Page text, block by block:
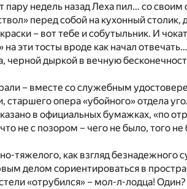
пару недель назад Леха пил… со
перед собой на кухонный
– вот тебе и собутыльник. И
на эти тосты вроде как начал
черной дыркой в вечную
– вместе со служебным
старшего опера «убойного» отдела
в официальных бумажках, «по
не с позором – чего не было, того
тяжелого, как взгляд безнадежного
делом сориентироваться в
«отрубился» – мол-л-лодца!